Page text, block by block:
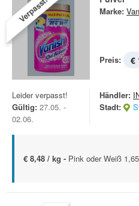
Verpasst! Marke:
Preis: €
Leider verpasst!
Gültig: 27.05. -
02.06.
Händler:
Stadt:
€ 8,48 / kg - Pink oder Weiß